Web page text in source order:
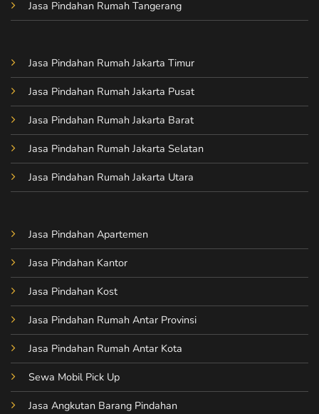
Jasa Pindahan Rumah Tangerang
Jasa Pindahan Rumah Jakarta Timur
Jasa Pindahan Rumah Jakarta Pusat
Jasa Pindahan Rumah Jakarta Barat
Jasa Pindahan Rumah Jakarta Selatan
Jasa Pindahan Rumah Jakarta Utara
Jasa Pindahan Apartemen
Jasa Pindahan Kantor
Jasa Pindahan Kost
Jasa Pindahan Rumah Antar Provinsi
Jasa Pindahan Rumah Antar Kota
Sewa Mobil Pick Up
Jasa Angkutan Barang Pindahan